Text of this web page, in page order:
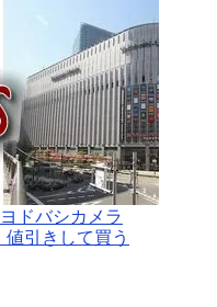
ドバシカメラ
引きして買う